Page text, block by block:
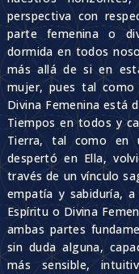
perspectiva con
parte femenina o
dormida en todos
más allá de si en
mujer, pues tal como
Divina Femenina está
Tiempos en todos y
Tierra, tal como en
despertó en Ella,
través de un vínculo
empatía y sabiduría,
Espíritu o Divina
ambas partes
sin duda alguna,
más sensible,